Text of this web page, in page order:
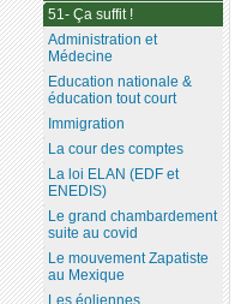
51- Ça suffit !
Administration et
Médecine
Education nationale &
éducation tout court
Immigration
La cour des comptes
La loi ELAN (EDF et
ENEDIS)
Le grand chambardement
suite au covid
Le mouvement Zapatiste
au Mexique